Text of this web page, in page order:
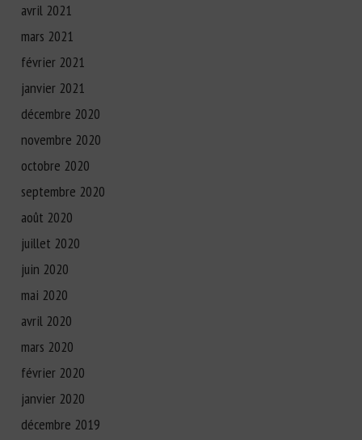
avril 2021
mars 2021
février 2021
janvier 2021
décembre 2020
novembre 2020
octobre 2020
septembre 2020
août 2020
juillet 2020
juin 2020
mai 2020
avril 2020
mars 2020
février 2020
janvier 2020
décembre 2019